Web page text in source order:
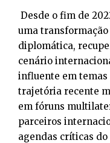
Desde o fim de
uma
diplomática,
cenário
influente em
trajetória recente
em fóruns
parceiros
agendas críticas